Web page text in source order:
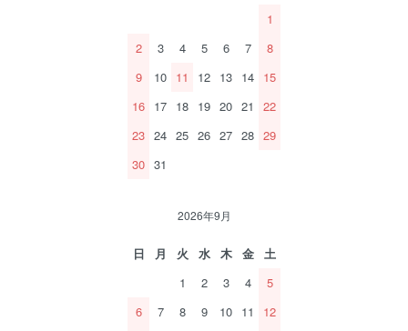
1
2
3 4 5 6 7
8
9
10 11 12 13 14 15
16 17 18 19 20 21
22
23 24 25 26 27 28 29
30 31
2026年9月
日 月 火 水 木 金
土
1
2 3 4
5
6
7 8 9 10 11
12